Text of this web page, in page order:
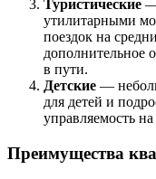
Туристические —
утилитарными
поездок на
дополнительное
в пути.
Детские —
для детей и
управляемость
Преимущества